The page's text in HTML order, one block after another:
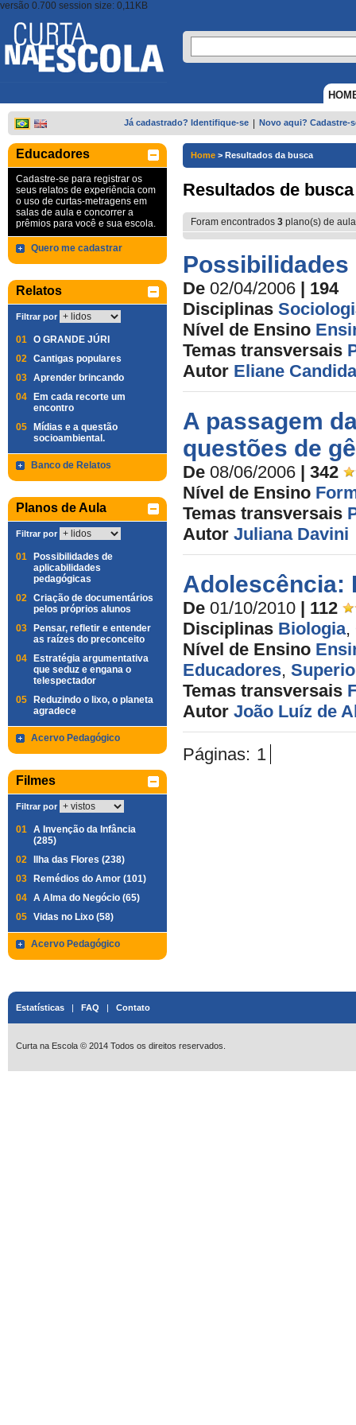
versão 0.700 session size: 0,11KB
Já cadastrado? Identifique-se Novo aqui? Cadastre-
Educadores
Cadastre-se para registrar os
seus relatos de experiência com
o uso de curtas-metragens em
salas de aula e concorrer a
prêmios para você e sua escola.
Quero me cadastrar
Relatos
Filtrar por
01 O GRANDE JÚRI
02 Cantigas populares
03 Aprender brincando
04
Em cada recorte um
encontro
05
Mídias e a questão
socioambiental.
Banco de Relatos
Planos de Aula
Filtrar por
01
Possibilidades de
aplicabilidades
pedagógicas
02 Criação de documentários
pelos próprios alunos
03
Pensar, refletir e entender
as raízes do preconceito
04
Estratégia argumentativa
que seduz e engana o
telespectador
05
Reduzindo o lixo, o planeta
agradece
Acervo Pedagógico
Filmes
Filtrar por
01 A Invenção da Infância
(285)
02
Ilha das Flores (238)
03
Remédios do Amor (101)
04 A Alma do Negócio (65)
05 Vidas no Lixo (58)
Acervo Pedagógico
Home > Resultados da busca
Resultados de busca
Foram encontrados 3 plano(s) de
De 02/04/2006 | 194
Disciplinas
Nível de Ensino
Temas transversais
Autor Eliane
A passagem
questões de
De 08/06/2006 | 342
Nível de Ensino
Temas transversais
Autor Juliana Davini
Adolescência:
De 01/10/2010 | 112
Disciplinas Biologia,
Nível de Ensino
Educadores,
Temas transversais
Autor João Luíz de
Páginas: 1
Estatísticas | FAQ | Contato
Curta na Escola © 2014 Todos os direitos reservados.